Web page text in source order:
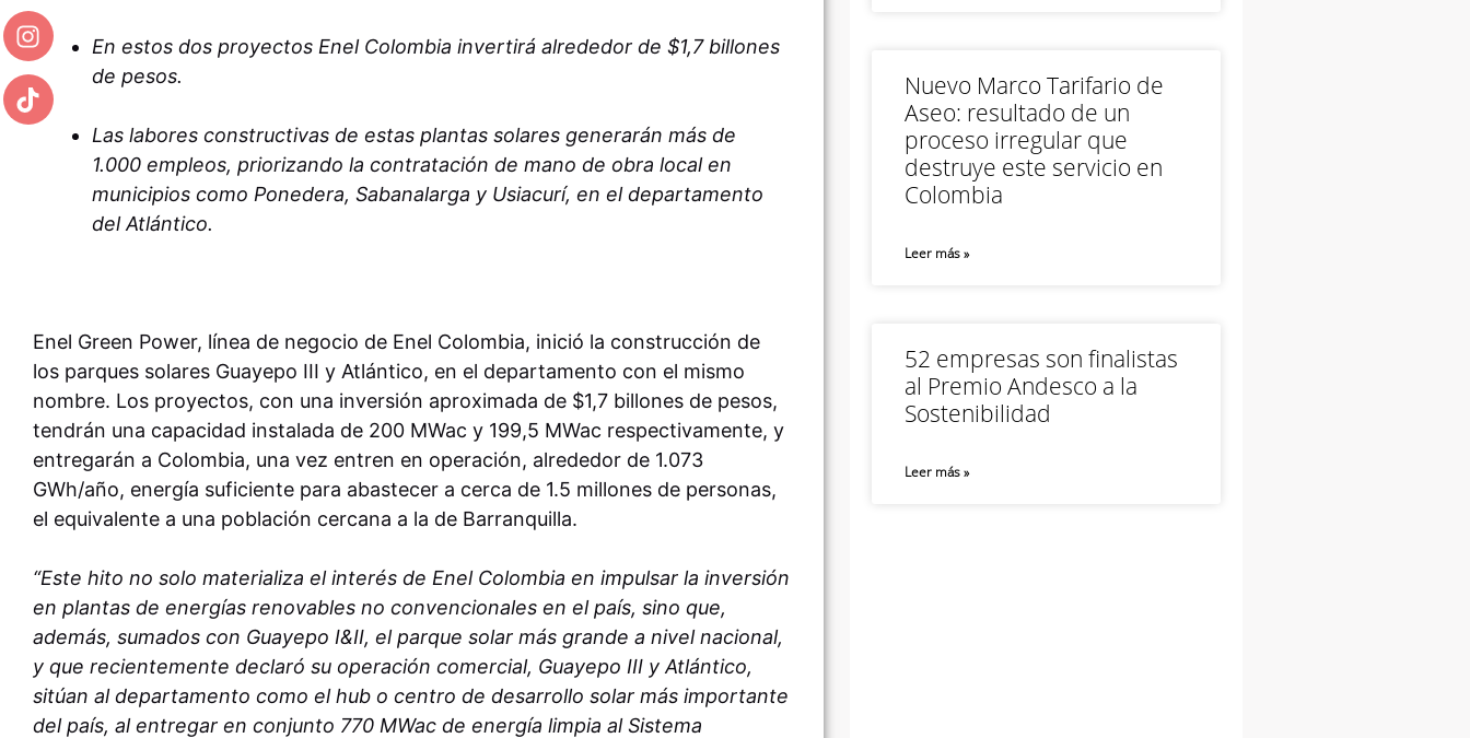
En estos dos proyectos Enel Colombia invertirá alrededor de $1,7 billones
de pesos.
Las labores constructivas de estas plantas solares generarán más de
1.000 empleos, priorizando la contratación de mano de obra local en
municipios como Ponedera, Sabanalarga y Usiacurí, en el departamento
del Atlántico.
Enel Green Power, línea de negocio de Enel Colombia, inició la construcción de
los parques solares Guayepo III y Atlántico, en el departamento con el mismo
nombre. Los proyectos, con una inversión aproximada de $1,7 billones de pesos,
tendrán una capacidad instalada de 200 MWac y 199,5 MWac respectivamente, y
entregarán a Colombia, una vez entren en operación, alrededor de 1.073
GWh/año, energía suficiente para abastecer a cerca de 1.5 millones de personas,
el equivalente a una población cercana a la de Barranquilla.
“Este hito no solo materializa el interés de Enel Colombia en impulsar la inversión
en plantas de energías renovables no convencionales en el país, sino que,
además, sumados con Guayepo I&II, el parque solar más grande a nivel nacional,
y que recientemente declaró su operación comercial, Guayepo III y Atlántico,
sitúan al departamento como el hub o centro de desarrollo solar más importante
del país, al entregar en conjunto 770 MWac de energía limpia al Sistema
Nuevo Marco Tarifario de
Aseo: resultado de un
proceso irregular que
destruye este servicio en
Colombia
Leer más »
52 empresas son finalistas
al Premio Andesco a la
Sostenibilidad
Leer más »